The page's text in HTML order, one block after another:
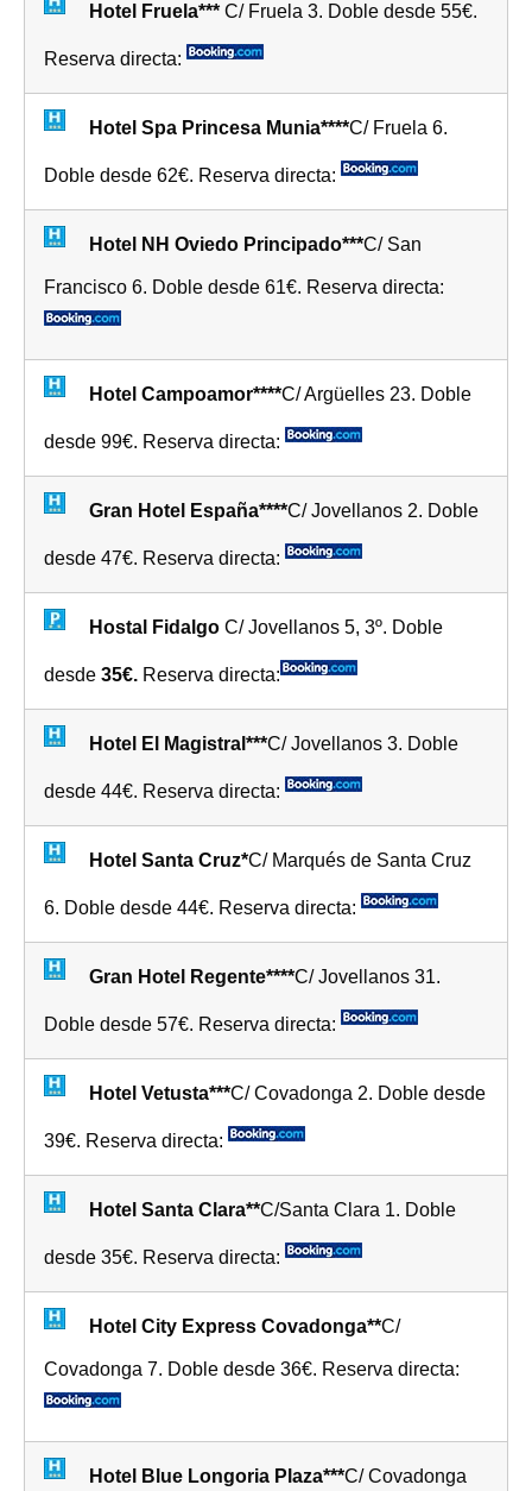
Hotel Fruela*** C/ Fruela 3. Doble desde 55€.
Reserva directa:
Hotel Spa Princesa Munia****C/ Fruela 6.
Doble desde 62€. Reserva directa:
Hotel NH Oviedo Principado***C/ San
Francisco 6. Doble desde 61€. Reserva directa:
Hotel Campoamor****C/ Argüelles 23. Doble
desde 99€. Reserva directa:
Gran Hotel España****C/ Jovellanos 2. Doble
desde 47€. Reserva directa:
Hostal Fidalgo C/ Jovellanos 5, 3º. Doble
desde 35€. Reserva directa:
Hotel El Magistral***C/ Jovellanos 3. Doble
desde 44€. Reserva directa:
Hotel Santa Cruz*C/ Marqués de Santa Cruz
6. Doble desde 44€. Reserva directa:
Gran Hotel Regente****C/ Jovellanos 31.
Doble desde 57€. Reserva directa:
Hotel Vetusta***C/ Covadonga 2. Doble desde
39€. Reserva directa:
Hotel Santa Clara**C/Santa Clara 1. Doble
desde 35€. Reserva directa:
Hotel City Express Covadonga**C/
Covadonga 7. Doble desde 36€. Reserva directa:
Hotel Blue Longoria Plaza***C/ Covadonga